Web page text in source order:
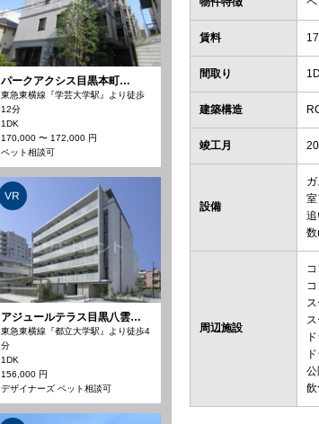
賃料
間取り
建築構造
竣工月
設備
追
周辺施設
パークアクシス目黒本町…
東急東横線『学芸大学駅』より徒歩
12分
1DK
170,000 〜 172,000 円
ペット相談可
VR
アジュールテラス目黒八雲…
東急東横線『都立大学駅』より徒歩4
分
1DK
156,000 円
デザイナーズ ペット相談可